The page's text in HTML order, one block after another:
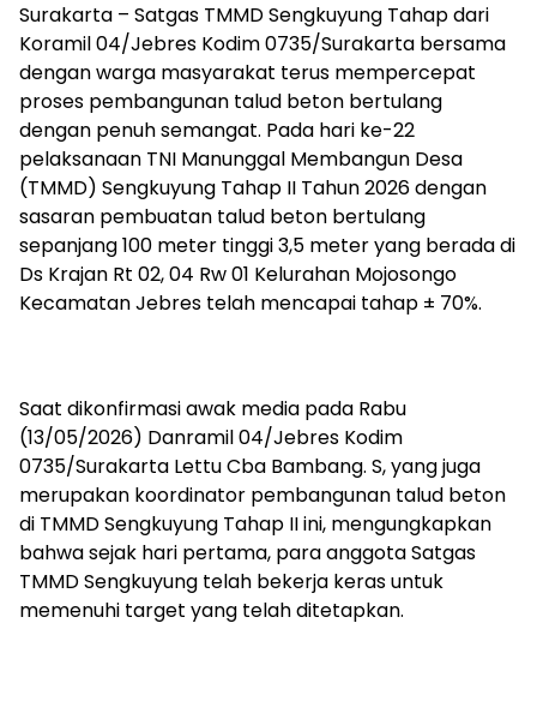
Surakarta – Satgas TMMD Sengkuyung Tahap dari
Koramil 04/Jebres Kodim 0735/Surakarta bersama
dengan warga masyarakat terus mempercepat
proses pembangunan talud beton bertulang
dengan penuh semangat. Pada hari ke-22
pelaksanaan TNI Manunggal Membangun Desa
(TMMD) Sengkuyung Tahap II Tahun 2026 dengan
sasaran pembuatan talud beton bertulang
sepanjang 100 meter tinggi 3,5 meter yang berada di
Ds Krajan Rt 02, 04 Rw 01 Kelurahan Mojosongo
Kecamatan Jebres telah mencapai tahap ± 70%.
Saat dikonfirmasi awak media pada Rabu
(13/05/2026) Danramil 04/Jebres Kodim
0735/Surakarta Lettu Cba Bambang. S, yang juga
merupakan koordinator pembangunan talud beton
di TMMD Sengkuyung Tahap II ini, mengungkapkan
bahwa sejak hari pertama, para anggota Satgas
TMMD Sengkuyung telah bekerja keras untuk
memenuhi target yang telah ditetapkan.